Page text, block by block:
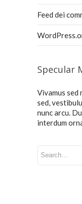
Feed dei
Specular
Vivamus sed
sed,
nunc arcu.
interdum